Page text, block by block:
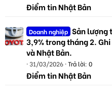
Điểm tin Nhật Bản
Doanh nghiệp Sản lượng
3,9% trong tháng 2.
và Nhật Bản.
31/03/2026 Trả lời: 0
Điểm tin Nhật Bản